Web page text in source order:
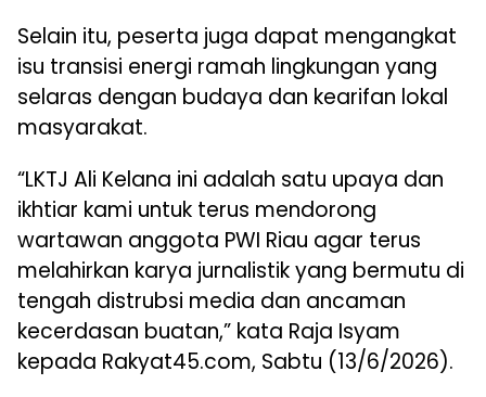
Selain itu, peserta juga dapat mengangkat
isu transisi energi ramah lingkungan yang
selaras dengan budaya dan kearifan lokal
masyarakat.
“LKTJ Ali Kelana ini adalah satu upaya dan
ikhtiar kami untuk terus mendorong
wartawan anggota PWI Riau agar terus
melahirkan karya jurnalistik yang bermutu di
tengah distrubsi media dan ancaman
kecerdasan buatan,” kata Raja Isyam
kepada Rakyat45.com, Sabtu (13/6/2026).